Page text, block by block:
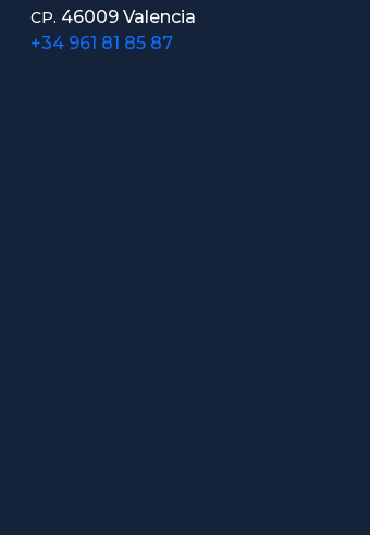
CP. 46009 Valencia
+34 961 81 85 87